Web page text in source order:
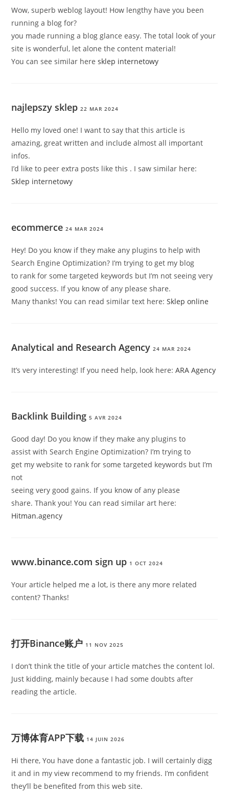
Wow, superb weblog layout! How lengthy have you been
running a blog for?
you made running a blog glance easy. The total look of your
site is wonderful, let alone the content material!
You can see similar heresklep internetowy
najlepszy sklep 22 MAR 2024
Hello my loved one! I want to say that this article is
amazing, great written and include almost all important
infos.
I’d like to peer extra posts like this . I saw similar here:
Sklep internetowy
ecommerce 24 MAR 2024
Hey! Do you know if they make any plugins to help with
Search Engine Optimization? I’m trying to get my blog
to rank for some targeted keywords but I’m not seeing very
good success. If you know of any please share.
Many thanks! You can read similar text here:Sklep online
Analytical and Research Agency 24 MAR 2024
It’s very interesting! If you need help, look here:ARA Agency
Backlink Building 5 AVR 2024
Good day! Do you know if they make any plugins to
assist with Search Engine Optimization? I’m trying to
get my website to rank for some targeted keywords but I’m
not
seeing very good gains. If you know of any please
share. Thank you! You can read similar art here:
Hitman.agency
www.binance.com sign up 1 OCT 2024
Your article helped me a lot, is there any more related
content? Thanks!
打开Binance账户 11 NOV 2025
I don’t think the title of your article matches the content lol.
Just kidding, mainly because I had some doubts after
reading the article.
万博体育APP下载 14 JUIN 2026
Hi there, You have done a fantastic job. I will certainly digg
it and in my view recommend to my friends. I’m confident
they’ll be benefited from this web site.